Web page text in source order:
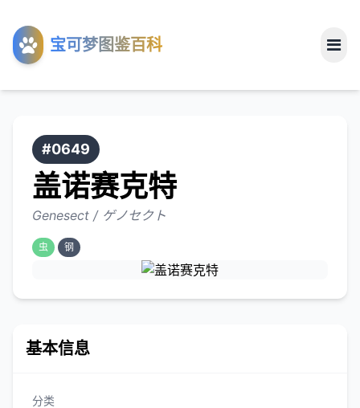
宝可梦图鉴百科
工具
关于
#0649
盖诺赛克特
Genesect / ゲノセクト
虫 钢
基本信息
分类